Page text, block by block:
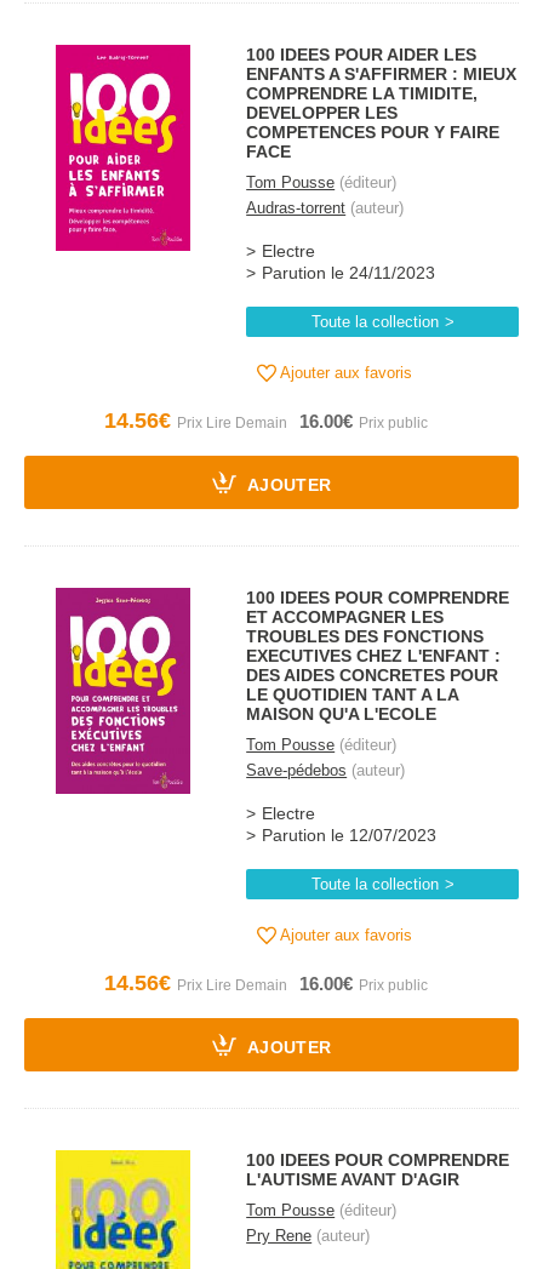
100 IDEES POUR AIDER LES
ENFANTS A S'AFFIRMER : MIEUX
COMPRENDRE LA TIMIDITE,
DEVELOPPER LES
COMPETENCES POUR Y FAIRE
FACE
Tom Pousse (éditeur)
Audras-torrent (auteur)
Electre
Parution le 24/11/2023
Toute la collection
Ajouter aux favoris
14.56€ 16.00€
AJOUTER
100 IDEES POUR COMPRENDRE
ET ACCOMPAGNER LES
TROUBLES DES FONCTIONS
EXECUTIVES CHEZ L'ENFANT :
DES AIDES CONCRETES POUR
LE QUOTIDIEN TANT A LA
MAISON QU'A L'ECOLE
Tom Pousse (éditeur)
Save-pédebos (auteur)
Electre
Parution le 12/07/2023
Toute la collection
Ajouter aux favoris
14.56€ 16.00€
AJOUTER
100 IDEES POUR COMPRENDRE
L'AUTISME AVANT D'AGIR
Tom Pousse (éditeur)
Pry Rene (auteur)